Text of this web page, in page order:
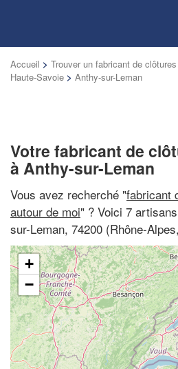
Accueil > Trouver un fabricant de
Haute-Savoie > Anthy-sur-Leman
Votre fabricant de
à Anthy-sur-Leman
Vous avez recherché "fabricant
autour de moi" ? Voici 7
sur-Leman, 74200 (Rhône-
+
−